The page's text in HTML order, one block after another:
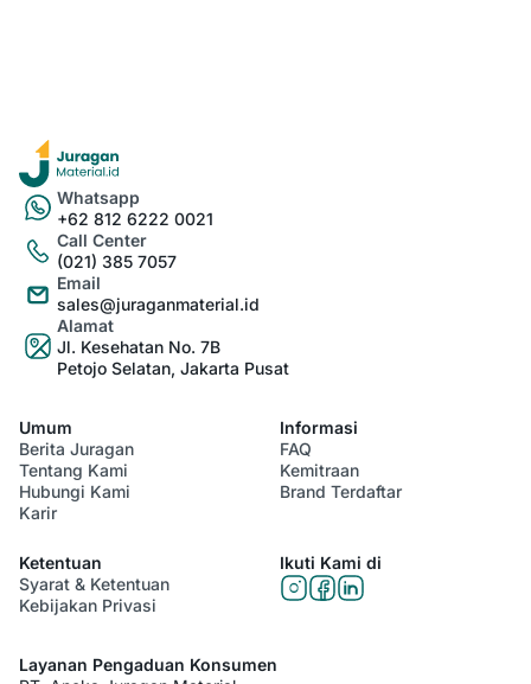
Whatsapp
+62 812 6222 0021
Call Center
(021) 385 7057
Email
sales@juraganmaterial.id
Alamat
Jl. Kesehatan No. 7B
Petojo Selatan, Jakarta Pusat
Umum
Berita Juragan
Tentang Kami
Hubungi Kami
Karir
Informasi
FAQ
Kemitraan
Brand Terdaftar
Ketentuan
Syarat & Ketentuan
Kebijakan Privasi
Ikuti Kami di
Layanan Pengaduan Konsumen